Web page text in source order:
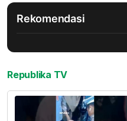
Rekomendasi
Republika TV